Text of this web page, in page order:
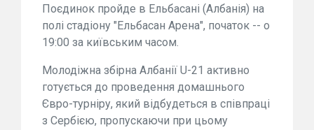
Поєдинок пройде в Ельбасані (Албанія) на
полі стадіону "Ельбасан Арена", початок -- о
19:00 за київським часом.
Молодіжна збірна Албанії U-21 активно
готується до проведення домашнього
Євро-турніру, який відбудеться в співпраці
з Сербією, пропускаючи при цьому